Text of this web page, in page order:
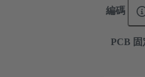
編碼
PCB 固